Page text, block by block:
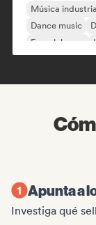
Música
Dance music
French house
Apunta a
Investiga qué